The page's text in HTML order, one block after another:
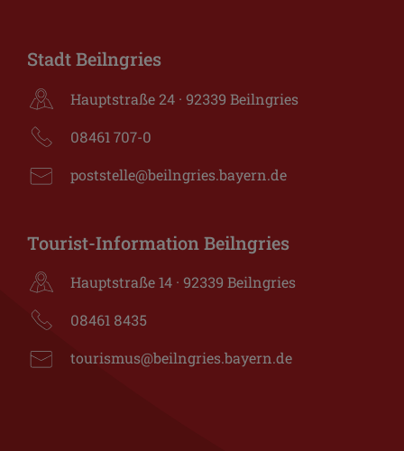
Stadt Beilngries
Hauptstraße 24 · 92339 Beilngries
08461 707-0
poststelle@beilngries.bayern.de
Tourist-Information Beilngries
Hauptstraße 14 · 92339 Beilngries
08461 8435
tourismus@beilngries.bayern.de